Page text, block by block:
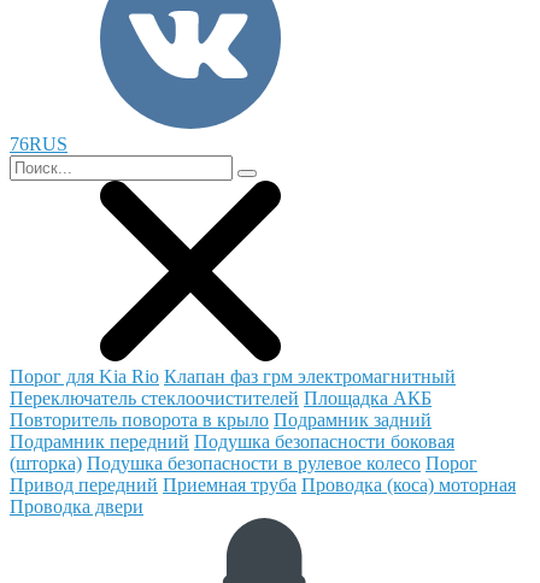
76RUS
Порог для Kia Rio Клапан фаз грм электромагнитный
Переключатель стеклоочистителей Площадка АКБ
Повторитель поворота в крыло Подрамник задний
Подрамник передний Подушка безопасности боковая
(шторка) Подушка безопасности в рулевое колесо Порог
Привод передний Приемная труба Проводка (коса) моторная
Проводка двери